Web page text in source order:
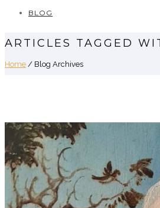
BLOG
ARTICLES TAGGED
Home / Blog Archives